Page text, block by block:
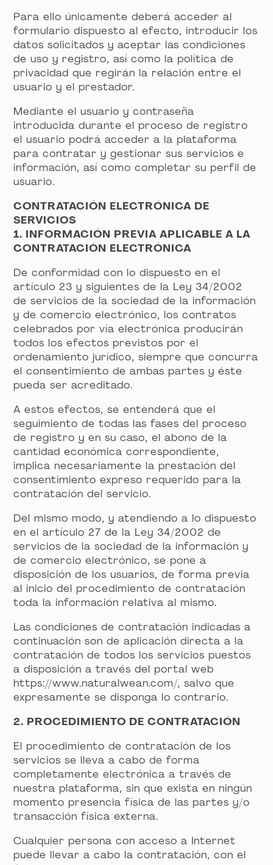
Para ello únicamente deberá acceder al
formulario dispuesto al efecto, introducir los
datos solicitados y aceptar las condiciones
de uso y registro, así como la política de
privacidad que regirán la relación entre el
usuario y el prestador.
Mediante el usuario y contraseña
introducida durante el proceso de registro
el usuario podrá acceder a la plataforma
para contratar y gestionar sus servicios e
información, así como completar su perfil de
usuario.
CONTRATACIÓN ELECTRÓNICA DE
SERVICIOS
1. INFORMACIÓN PREVIA APLICABLE A LA
CONTRATACIÓN ELECTRÓNICA
De conformidad con lo dispuesto en el
artículo 23 y siguientes de la Ley 34/2002
de servicios de la sociedad de la información
y de comercio electrónico, los contratos
celebrados por vía electrónica producirán
todos los efectos previstos por el
ordenamiento jurídico, siempre que concurra
el consentimiento de ambas partes y éste
pueda ser acreditado.
A estos efectos, se entenderá que el
seguimiento de todas las fases del proceso
de registro y en su caso, el abono de la
cantidad económica correspondiente,
implica necesariamente la prestación del
consentimiento expreso requerido para la
contratación del servicio.
Del mismo modo, y atendiendo a lo dispuesto
en el artículo 27 de la Ley 34/2002 de
servicios de la sociedad de la información y
de comercio electrónico, se pone a
disposición de los usuarios, de forma previa
al inicio del procedimiento de contratación
toda la información relativa al mismo.
Las condiciones de contratación indicadas a
continuación son de aplicación directa a la
contratación de todos los servicios puestos
a disposición a través del portal web
https://www.naturalwean.com/, salvo que
expresamente se disponga lo contrario.
2. PROCEDIMIENTO DE CONTRATACIÓN
El procedimiento de contratación de los
servicios se lleva a cabo de forma
completamente electrónica a través de
nuestra plataforma, sin que exista en ningún
momento presencia física de las partes y/o
transacción física externa.
Cualquier persona con acceso a Internet
puede llevar a cabo la contratación, con el